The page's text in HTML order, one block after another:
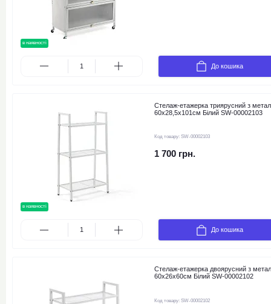
в наявності
До кошика
в наявності
Стелаж-етажерка триярусний з
60х28,5х101см Білий SW-00002103
Код товару: SW-00002103
1 700 грн.
До кошика
Стелаж-етажерка двоярусний з
60х26х60см Білий SW-00002102
Код товару: SW-00002102